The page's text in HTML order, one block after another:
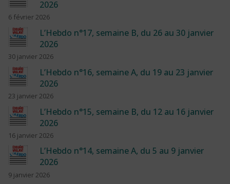
2026
6 février 2026
L’Hebdo n°17, semaine B, du 26 au 30 janvier
2026
30 janvier 2026
L’Hebdo n°16, semaine A, du 19 au 23 janvier
2026
23 janvier 2026
L’Hebdo n°15, semaine B, du 12 au 16 janvier
2026
16 janvier 2026
L’Hebdo n°14, semaine A, du 5 au 9 janvier
2026
9 janvier 2026